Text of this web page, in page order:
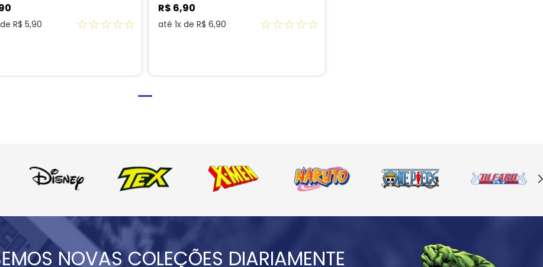
R$ 5,90 ☆☆☆☆☆
R$ 6,90
até 1x de R$ 6,90 ☆☆☆☆☆
NOVAS COLEÇÕES DIARIAMENTE